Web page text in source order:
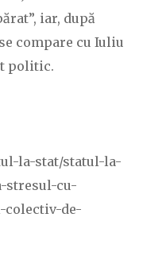
iar, după
compare cu Iuliu
politic.
la-stat/statul-la-
stresul-cu-
colectiv-de-